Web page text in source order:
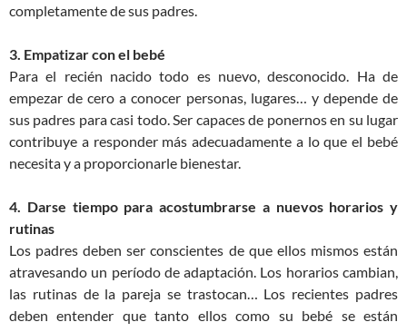
completamente de sus padres.
3. Empatizar con el bebé
Para el recién nacido todo es nuevo, desconocido. Ha de
empezar de cero a conocer personas, lugares… y depende de
sus padres para casi todo. Ser capaces de ponernos en su lugar
contribuye a responder más adecuadamente a lo que el bebé
necesita y a proporcionarle bienestar.
4. Darse tiempo para acostumbrarse a nuevos horarios y
rutinas
Los padres deben ser conscientes de que ellos mismos están
atravesando un período de adaptación. Los horarios cambian,
las rutinas de la pareja se trastocan… Los recientes padres
deben entender que tanto ellos como su bebé se están